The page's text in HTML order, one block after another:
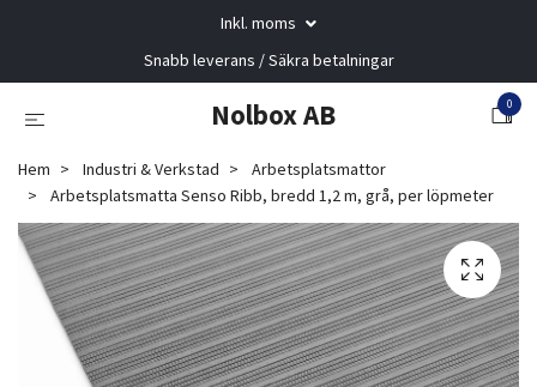
Inkl. moms
Snabb leverans / Säkra betalningar
Nolbox AB 0
Hem Industri & Verkstad
Arbetsplatsmattor
Arbetsplatsmatta Senso Ribb, bredd 1,2 m, grå, per löpmeter